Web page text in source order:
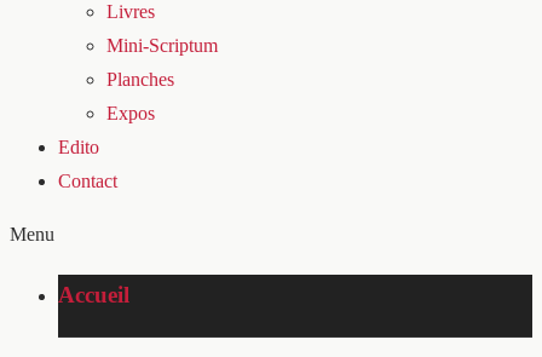
Livres
Mini-Scriptum
Planches
Expos
Edito
Contact
Menu
Accueil